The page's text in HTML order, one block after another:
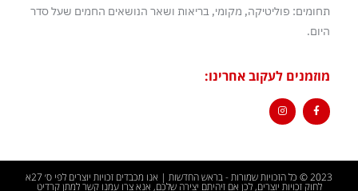
תחומים: פוליטיקה, מקומי, בריאות ושאר הנושאים החמים שעל סדר
היום.
מוזמנים לעקוב אחרינו:
2023 © כל הזכויות שמורות - בראש החדשות | אנו מכבדים זכויות יוצרים לפי ס׳ 27א
לחוק זכויות יוצרים, לכן אם זיהיתם יצירה שלכם, אנא צרו עמנו קשר למתן קרדיט